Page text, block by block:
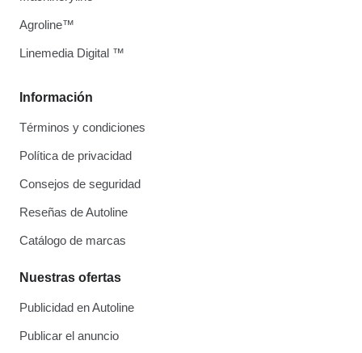
Información
Términos y condiciones
Política de privacidad
Consejos de seguridad
Reseñas de Autoline
Catálogo de marcas
Nuestras ofertas
Publicidad en Autoline
Publicar el anuncio
Agroline™
Linemedia Digital ™